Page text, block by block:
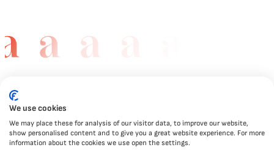
We use cookies
We may place these for analysis of our visitor data, to improve our website,
show personalised content and to give you a great website experience. For more
information about the cookies we use open the settings.